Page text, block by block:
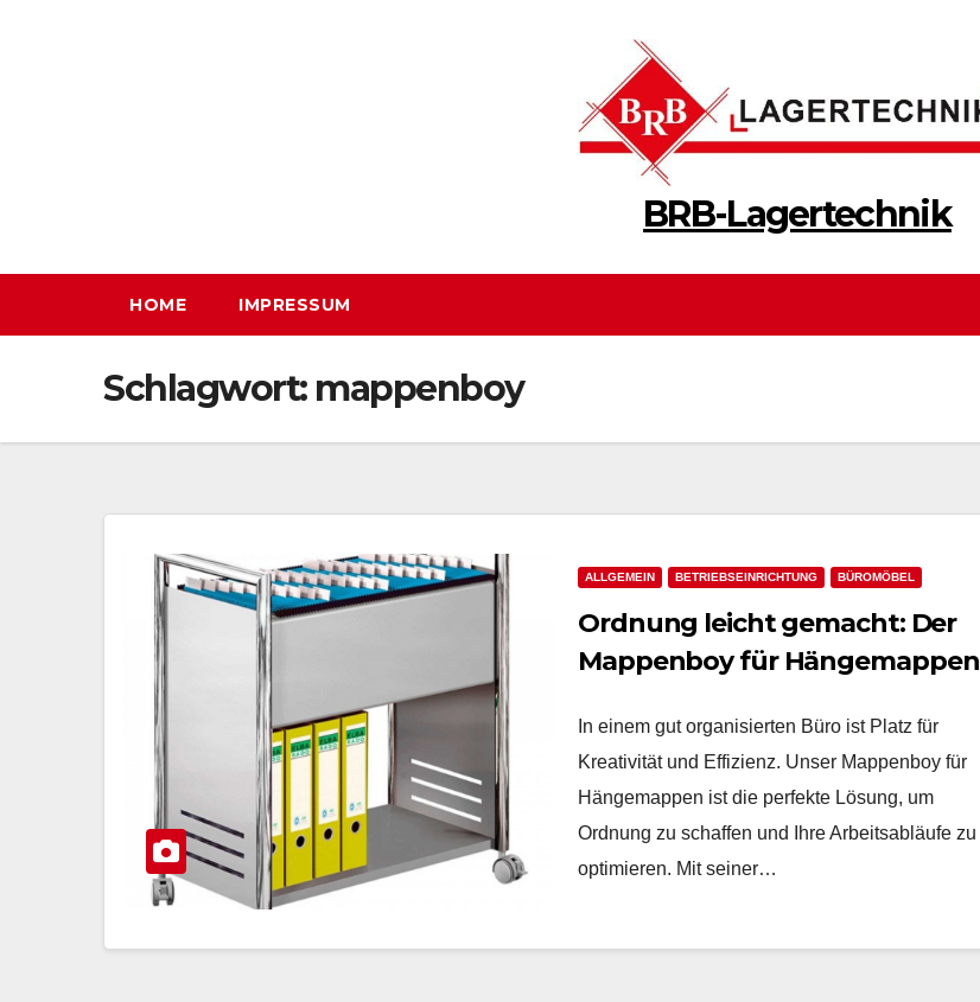
BRB-Lagertechnik
HOME IMPRESSUM
Schlagwort: mappenboy
ALLGEMEIN BETRIEBSEINRICHTUNG BÜROMÖBEL
Ordnung leicht gemacht: Der
Mappenboy für Hängemappen
In einem gut organisierten Büro ist Platz für
Kreativität und Effizienz. Unser Mappenboy für
Hängemappen ist die perfekte Lösung, um
Ordnung zu schaffen und Ihre Arbeitsabläufe zu
optimieren. Mit seiner…